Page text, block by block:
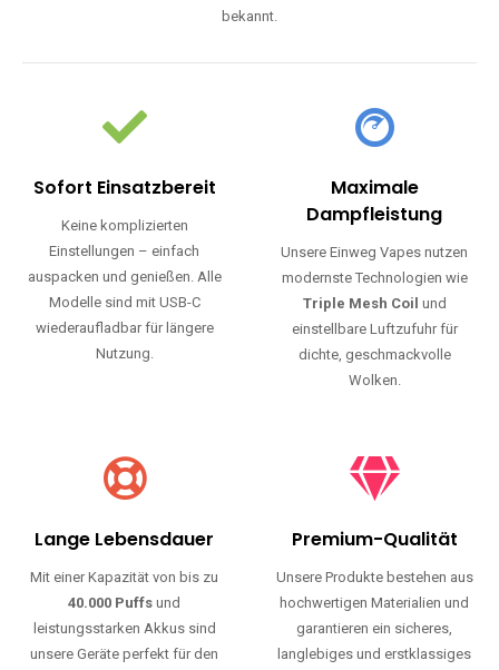
bekannt.
Sofort Einsatzbereit
Keine komplizierten
Einstellungen – einfach
auspacken und genießen. Alle
Modelle sind mit USB-C
wiederaufladbar für längere
Nutzung.
Maximale
Dampfleistung
Unsere Einweg Vapes nutzen
modernste Technologien wie
Triple Mesh Coil und
einstellbare Luftzufuhr für
dichte, geschmackvolle
Wolken.
Lange Lebensdauer
Mit einer Kapazität von bis zu
40.000 Puffs und
leistungsstarken Akkus sind
unsere Geräte perfekt für den
Premium-Qualität
Unsere Produkte bestehen aus
hochwertigen Materialien und
garantieren ein sicheres,
langlebiges und erstklassiges